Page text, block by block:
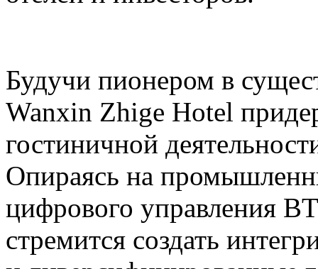
Будучи пионером в
Wanxin Zhige Hotel
гостиничной
Опираясь на
цифрового управления
стремится создать